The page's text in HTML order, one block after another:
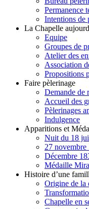
Permanence
Intentions de
La Chapelle
Equipe
Groupes de
Atelier des
Association
Propositions
Faire pèlerinage
Demande de
Accueil des
Pèlerinages
Indulgence
Apparitions et
Nuit du 18
27 novembre
Décembre
Médaille
Histoire d’une
Origine de la
Chapelle en